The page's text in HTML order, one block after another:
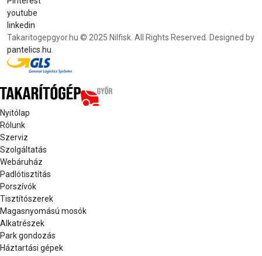
youtube
linkedin
Takaritogepgyor.hu © 2025 Nilfisk. All Rights Reserved. Designed by
pantelics.hu
Nyitólap
Rólunk
Szerviz
Szolgáltatás
Webáruház
Padlótisztítás
Porszívók
Tisztítószerek
Magasnyomású mosók
Alkatrészek
Park gondozás
Háztartási gépek